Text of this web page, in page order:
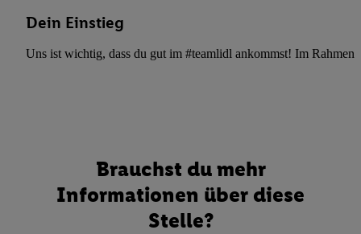
Dein Einstieg
Uns ist wichtig, dass du gut im #teamlidl ankommst! Im Rahmen
Brauchst du mehr
Informationen über diese
Stelle?